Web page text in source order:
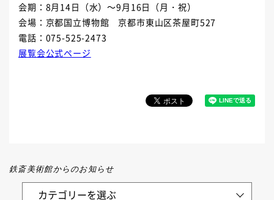
会期： 8月 14日（水）～9月 16日（月・祝）
会場：京都国立博物館 京都市東山区茶屋町527
電話： 075-525-2473
展覧会公式ページ
鉄斎美術館からのお知らせ